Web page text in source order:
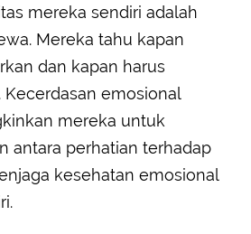
mereka sendiri adalah
Mereka tahu kapan
dan kapan harus
emosional
mereka untuk
antara perhatian terhadap
kesehatan emosional